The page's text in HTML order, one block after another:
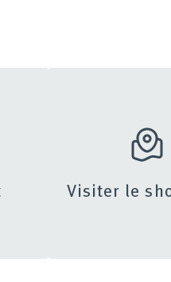
Visiter le